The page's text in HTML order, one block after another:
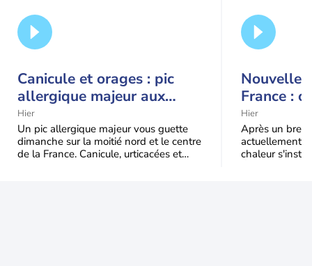
Canicule et orages : pic
allergique majeur aux
urticacées sur la moitié
nord
Hier
Un pic allergique majeur vous guette
dimanche sur la moitié nord et le centre
de la France. Canicule, urticacées et
Nouvelle
France :
Hier
Après un bref
actuellement,
chaleur